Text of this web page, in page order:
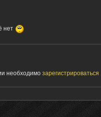
нет
необходимо зарегистрироваться